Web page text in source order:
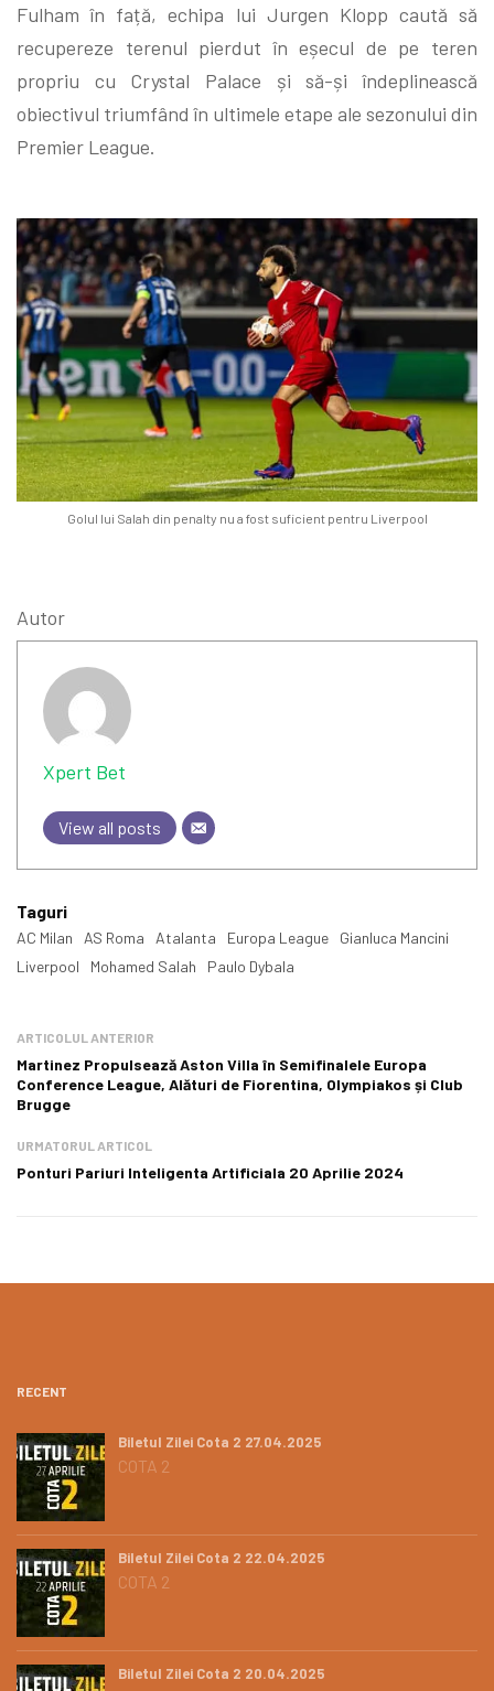
Fulham în față, echipa lui Jurgen Klopp caută să
recupereze terenul pierdut în eșecul de pe teren
propriu cu Crystal Palace și să-și îndeplinească
obiectivul triumfând în ultimele etape ale sezonului din
Premier League.
Golul lui Salah din penalty nu a fost suficient pentru Liverpool
Autor
Xpert Bet
View all posts
Taguri
AC Milan AS Roma Atalanta Europa League
Gianluca Mancini
Liverpool
Mohamed Salah Paulo Dybala
ARTICOLUL ANTERIOR
Martinez Propulsează Aston Villa în Semifinalele Europa
Conference League, Alături de Fiorentina, Olympiakos și Club
Brugge
URMATORUL ARTICOL
Ponturi Pariuri Inteligenta Artificiala 20 Aprilie 2024
RECENT
Biletul Zilei Cota 2 27.04.2025
COTA 2
Biletul Zilei Cota 2 22.04.2025
COTA 2
Biletul Zilei Cota 2 20.04.2025